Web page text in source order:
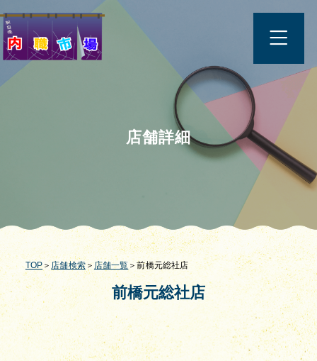
店舗詳細
TOP ＞ 店舗検索＞ 店舗一覧 ＞前橋元総社店
前橋元総社店